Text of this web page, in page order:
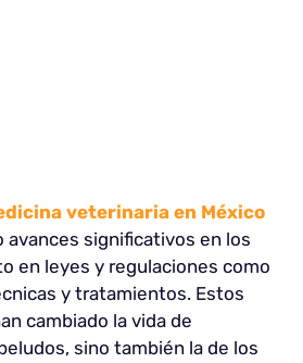
veterinaria en México
avances significativos en los
en leyes y regulaciones como
y tratamientos. Estos
cambiado la vida de
sino también la de los